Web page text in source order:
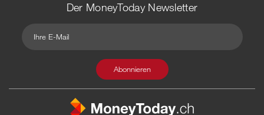
Der MoneyToday Newsletter